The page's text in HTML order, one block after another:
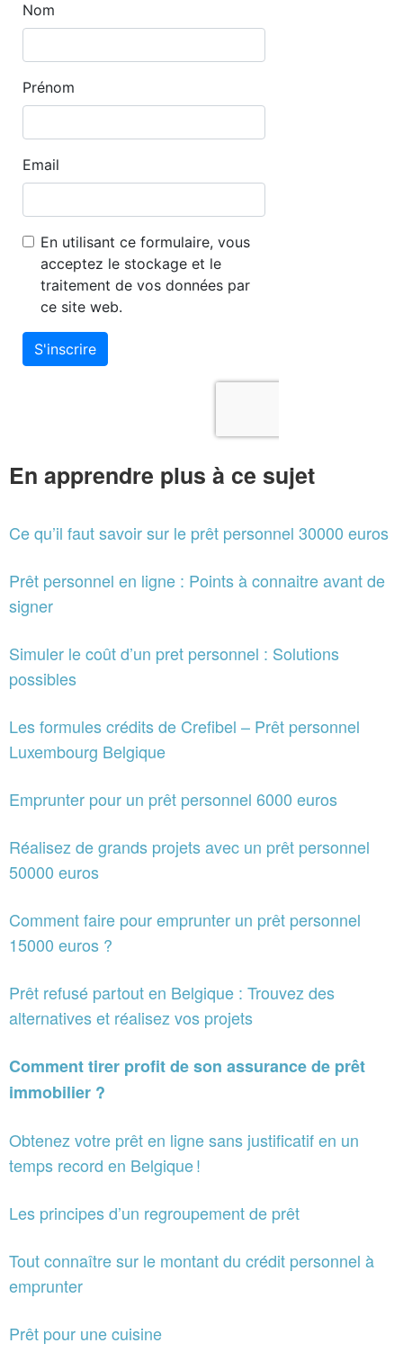
En apprendre plus à ce sujet
Ce qu’il faut savoir sur le prêt personnel 30000 euros
Prêt personnel en ligne : Points à connaitre avant de
signer
Simuler le coût d’un pret personnel : Solutions
possibles
Les formules crédits de Crefibel – Prêt personnel
Luxembourg Belgique
Emprunter pour un prêt personnel 6000 euros
Réalisez de grands projets avec un prêt personnel
50000 euros
Comment faire pour emprunter un prêt personnel
15000 euros ?
Prêt refusé partout en Belgique : Trouvez des
alternatives et réalisez vos projets
Comment tirer profit de son assurance de prêt
immobilier ?
Obtenez votre prêt en ligne sans justificatif en un
temps record en Belgique !
Les principes d’un regroupement de prêt
Tout connaître sur le montant du crédit personnel à
emprunter
Prêt pour une cuisine